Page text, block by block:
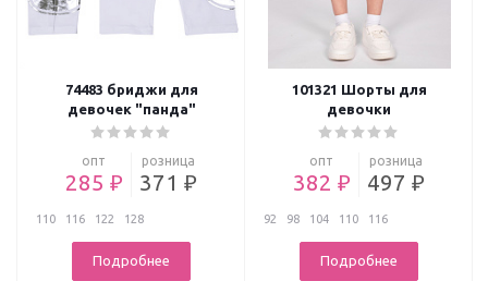
74483 бриджи для
девочек "панда"
опт
285 ₽
розница
371 ₽
110 116 122 128
Подробнее
101321 Шорты для
девочки
опт
382 ₽
розница
497 ₽
92 98 104 110 116
Подробнее